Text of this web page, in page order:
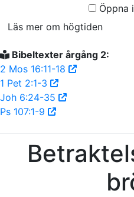
Öppna
Läs mer om högtiden
Bibeltexter årgång 2:
2 Mos 16:11-18
1 Pet 2:1-3
Joh 6:24-35
Ps 107:1-9